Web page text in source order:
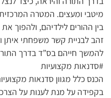
מיטבי ומעצים. המטרה
בין ההורים לילדיהם, ולהפוך
זהב לבניית קשר משפחתי איתן
להמשך חייהם בס”ד בדרך
#סדנאות מקצועיות
הכנס כלל מגוון סדנאות
בקפידה על מנת לענות על